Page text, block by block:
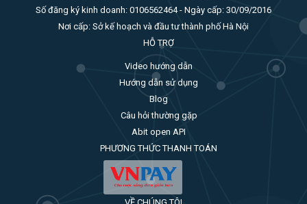
Số đăng ký kinh doanh: 0106562464 - Ngày cấp: 30/09/2016
Nơi cấp: Sở kế hoạch và đầu tư thành phố Hà Nội
HỖ TRỢ
Video hướng dẫn
Hướng dẫn sử dụng
Blog
Câu hỏi thường gặp
Abit open API
PHƯƠNG THỨC THANH TOÁN